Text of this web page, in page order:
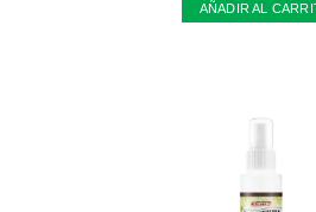
AÑADIR AL